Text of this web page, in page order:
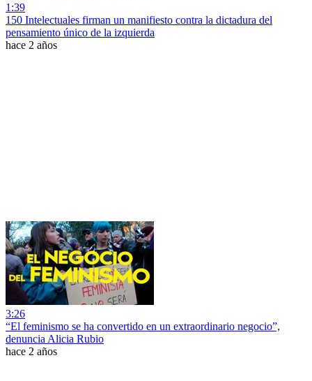
1:39
150 Intelectuales firman un manifiesto contra la dictadura del
pensamiento único de la izquierda
hace 2 años
3:26
“El feminismo se ha convertido en un extraordinario negocio”,
denuncia Alicia Rubio
hace 2 años